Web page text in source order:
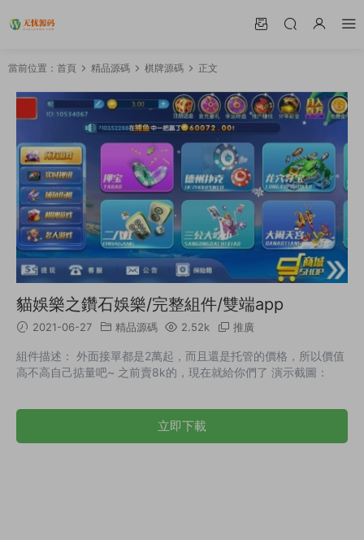
當前位置： 首頁 精品源碼 棋牌源碼 正文
貓娛樂之鑽石娛樂/完整組件/雙端app
2021-06-27 精品源碼 2.52k 推廣
組件描述： 外面接單都是2萬起，而且還是托管的價格，所以價值
高不高自己掂量吧~ 之前賣8k的，現在就給你們了 演示截圖：
立即下載